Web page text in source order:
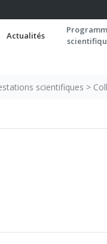
Actualités
scientifiques >